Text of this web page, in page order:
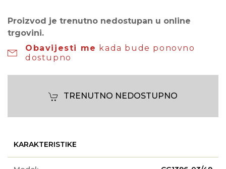
Proizvod je trenutno nedostupan u online
trgovini.
Obavijesti me kada bude ponovno
dostupno
TRENUTNO NEDOSTUPNO
KARAKTERISTIKE